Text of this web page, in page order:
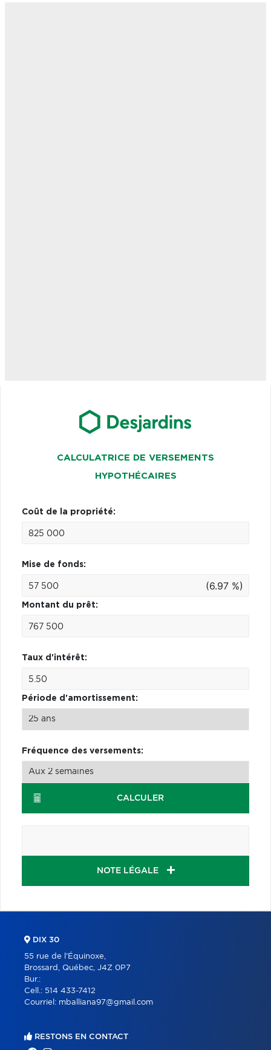
CALCULATRICE DE VERSEMENTS
HYPOTHÉCAIRES
Coût de la propriété:
Mise de fonds:
(6.97 %)
Montant du prêt:
Taux d'intérêt:
Période d'amortissement:
Fréquence des versements:
CALCULER
NOTE LÉGALE
DIX 30
55 rue de l'Équinoxe,
Brossard, Québec, J4Z 0P7
Bur.:
Cell.: 514 433-7412
Courriel: mballiana97@gmail.com
RESTONS EN CONTACT